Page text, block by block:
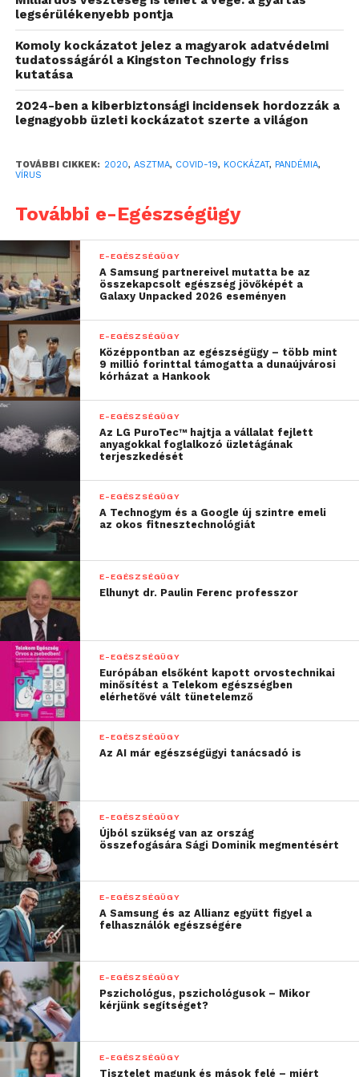
Légzéspathológiai Szekció Elnöke kiemelte: ma már
ez a leggyakoribb krónikus betegség gyerekek
körében. Az asztma, mint alapbetegség, aktív légúti
gyulladás esetén (vagyis ha a beteg nem használja
megfelelően az inhalatív a gyógyszereit vagy
alulkezelt, illetve súlyos asztmás) hajlamosíthat a
ható, a légutak gyulladását csökkentő inhalációs
hangsúlyozzák, hogy a betegek – köztük a
tünetmentesek is – továbbra is használják ezeket a
gyógyszereket az orvosuk által előírt módon és
dózisban.
„A gyógyszeres terápia
folytatásával
megelőzhető az asztmás
betegek állapotromlása,
ezzel pedig elkerülhető
egy esetleges kórházi
kezelés”
legsérülékenyebb pontja
Komoly kockázatot jelez a magyarok adatvédelmi
tudatosságáról a Kingston Technology friss
kutatása
2024-ben a kiberbiztonsági incidensek hordozzák a
legnagyobb üzleti kockázatot szerte a világon
TOVÁBBI CIKKEK: 2020, ASZTMA, COVID-19, KOCKÁZAT, PANDÉMIA,
VÍRUS
További e-Egészségügy
E-EGÉSZSÉGÜGY
A Samsung partnereivel mutatta be az
összekapcsolt egészség jövőképét a
Galaxy Unpacked 2026 eseményen
E-EGÉSZSÉGÜGY
Középpontban az egészségügy – több mint
9 millió forinttal támogatta a dunaújvárosi
kórházat a Hankook
E-EGÉSZSÉGÜGY
Az LG PuroTec™ hajtja a vállalat fejlett
anyagokkal foglalkozó üzletágának
terjeszkedését
E-EGÉSZSÉGÜGY
A Technogym és a Google új szintre emeli
az okos fitnesztechnológiát
E-EGÉSZSÉGÜGY
Elhunyt dr. Paulin Ferenc professzor
E-EGÉSZSÉGÜGY
Európában elsőként kapott orvostechnikai
minősítést a Telekom egészségben
elérhetővé vált tünetelemző
E-EGÉSZSÉGÜGY
Az AI már egészségügyi tanácsadó is
E-EGÉSZSÉGÜGY
Újból szükség van az ország
összefogására Sági Dominik megmentésért
E-EGÉSZSÉGÜGY
A Samsung és az Allianz együtt figyel a
felhasználók egészségére
E-EGÉSZSÉGÜGY
Pszichológus, pszichológusok – Mikor
kérjünk segítséget?
E-EGÉSZSÉGÜGY
Tisztelet magunk és mások felé – miért